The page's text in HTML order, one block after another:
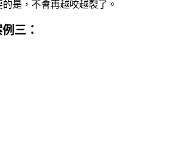
是，不會再越咬越裂了。
三：